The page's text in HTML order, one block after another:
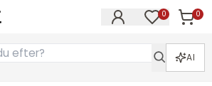
0 0
AI